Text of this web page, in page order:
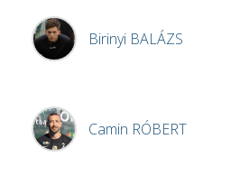
Birinyi BALÁZS
Camin RÓBERT